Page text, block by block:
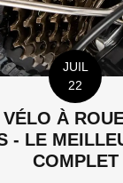
JUIL
22
À
- LE
COMPLET